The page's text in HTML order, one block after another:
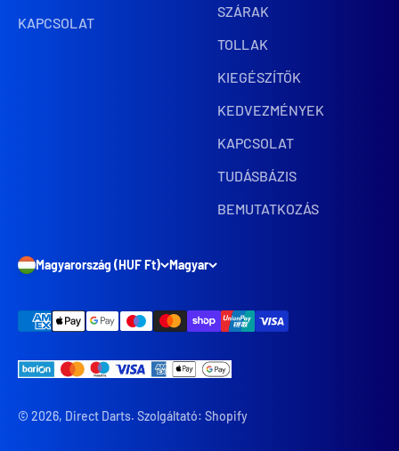
KAPCSOLAT
SZÁRAK
TOLLAK
KIEGÉSZÍTŐK
KEDVEZMÉNYEK
KAPCSOLAT
TUDÁSBÁZIS
BEMUTATKOZÁS
Magyarország (HUF Ft) Magyar
© 2026, Direct Darts. Szolgáltató: Shopify